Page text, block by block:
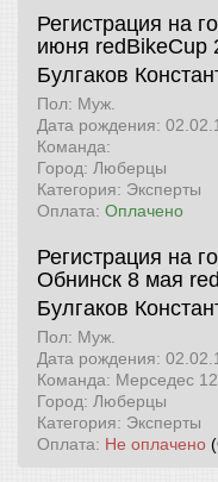
Регистрация на
июня redBikeCup
Булгаков
Пол: Муж.
Дата рождения:
Команда:
Город: Люберцы
Категория: Эксперты
Оплата: Оплачено
Регистрация на
Обнинск 8 мая
Булгаков
Пол: Муж.
Дата рождения:
Команда: Мерседес
Город: Люберцы
Категория: Эксперты
Оплата: Не оплачено